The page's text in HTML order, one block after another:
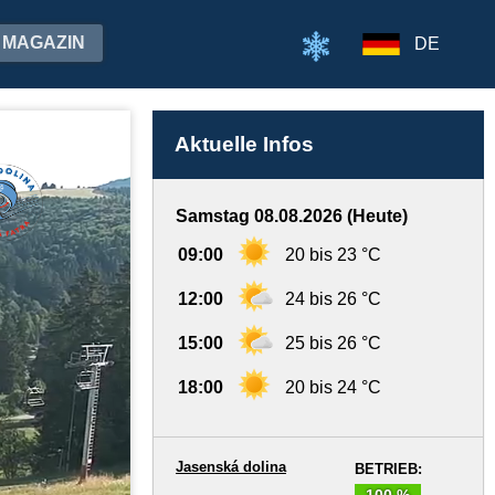
MAGAZIN DE
Aktuelle Infos
Samstag 08.08.2026 (Heute)
09:00 20 bis 23 °C
12:00 24 bis 26 °C
15:00 25 bis 26 °C
18:00 20 bis 24 °C
BETRIEB:
Jasenská dolina